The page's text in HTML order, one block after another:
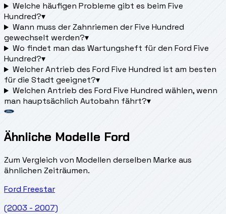
Welche häufigen Probleme gibt es beim Five
Hundred?▾
Wann muss der Zahnriemen der Five Hundred
gewechselt werden?▾
Wo findet man das Wartungsheft für den Ford Five
Hundred?▾
Welcher Antrieb des Ford Five Hundred ist am besten
für die Stadt geeignet?▾
Welchen Antrieb des Ford Five Hundred wählen, wenn
man hauptsächlich Autobahn fährt?▾
Ähnliche Modelle Ford
Zum Vergleich von Modellen derselben Marke aus
ähnlichen Zeiträumen.
Ford Freestar
(2003 - 2007)